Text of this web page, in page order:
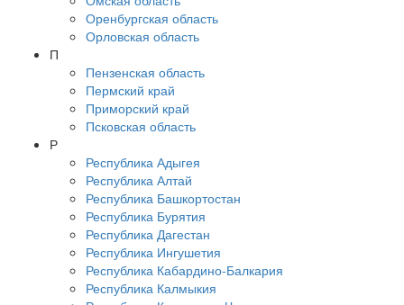
Оренбургская область
Орловская область
П
Пензенская область
Пермский край
Приморский край
Псковская область
Р
Республика Адыгея
Республика Алтай
Республика Башкортостан
Республика Бурятия
Республика Дагестан
Республика Ингушетия
Республика Кабардино-Балкария
Республика Калмыкия